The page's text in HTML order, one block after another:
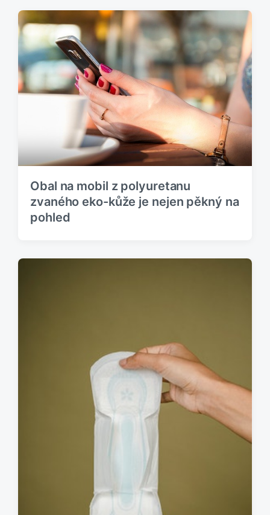
Obal na mobil z polyuretanu
zvaného eko-kůže je nejen pěkný na
pohled